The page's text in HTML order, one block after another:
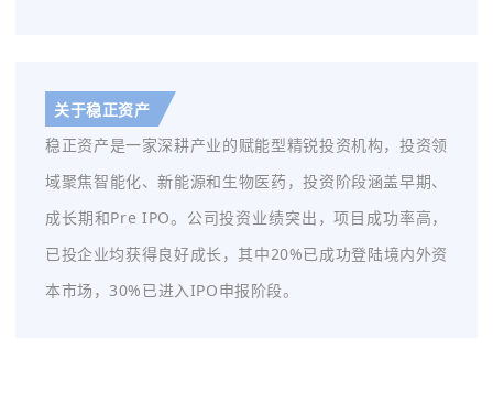
关于稳正资产
稳正资产是一家深耕产业的赋能型精锐投资机构，投资领
域聚焦智能化、新能源和生物医药，投资阶段涵盖早期、
成长期和Pre IPO。公司投资业绩突出，项目成功率高，
已投企业均获得良好成长，其中20%已成功登陆境内外资
本市场，30%已进入IPO申报阶段。